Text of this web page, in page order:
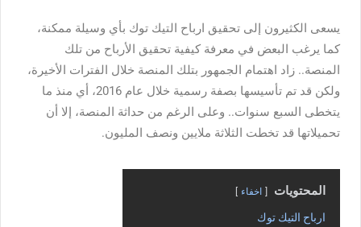
يسعى الكثيرون إلى تحقيق ارباح التيك توك بأي وسيلة ممكنة،
كما يرغب البعض في معرفة كيفية تحقيق الأرباح من تلك
المنصة.. زاد اهتمام الجمهور بتلك المنصة خلال الفترات الأخيرة،
ولكن قد تم تأسيسها بصفة رسمية خلال عام 2016، أي منذ ما
يتخطى السبع سنوات.. وعلى الرغم من حداثة المنصة، إلا أن
تحميلاتها قد تخطت الثلاثة ملايين ونصف المليون.
المحتويات اخفاء
ارباح التيك توك